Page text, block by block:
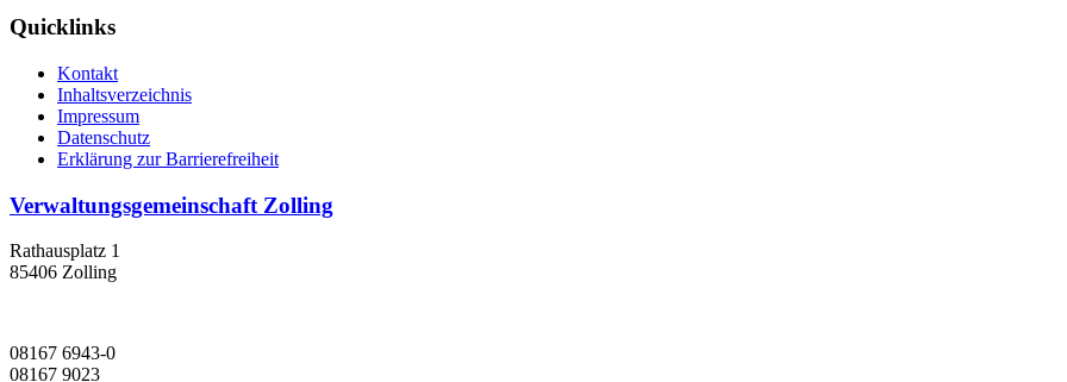
Quicklinks
Kontakt
Inhaltsverzeichnis
Impressum
Datenschutz
Erklärung zur Barrierefreiheit
Verwaltungsgemeinschaft Zolling
Rathausplatz 1
85406 Zolling
08167 6943-0
08167 9023